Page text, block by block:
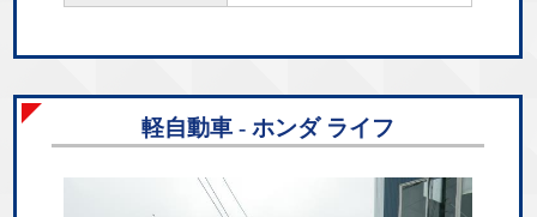
軽自動車 - ホンダ ライフ